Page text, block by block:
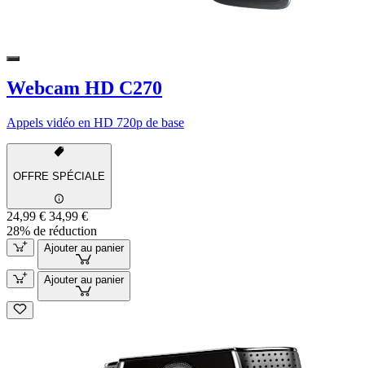
Webcam HD C270
Appels vidéo en HD 720p de base
OFFRE SPÉCIALE
24,99 € 34,99 €
28% de réduction
Ajouter au panier
Ajouter au panier